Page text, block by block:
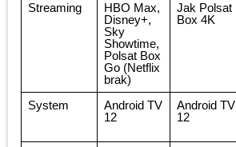
Streaming
HBO Max,
Disney+,
Sky
Showtime,
Polsat Box
Go (Netflix
brak)
Jak Polsat
Box 4K
System
Android TV
12
Android TV
12